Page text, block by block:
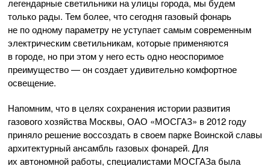
легендарные светильники на улицы города, мы будем
только рады. Тем более, что сегодня газовый фонарь
не по одному параметру не уступает самым современным
электрическим светильникам, которые применяются
в городе, но при этом у него есть одно неоспоримое
преимущество — он создает удивительно комфортное
освещение.
Напомним, что в целях сохранения истории развития
газового хозяйства Москвы, ОАО «МОСГАЗ» в 2012 году
приняло решение воссоздать в своем парке Воинской славы
архитектурный ансамбль газовых фонарей. Для
их автономной работы, специалистами МОСГАЗа была